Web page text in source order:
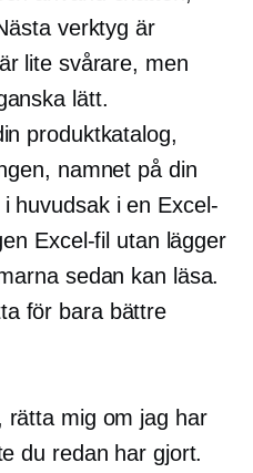
verktyg är
lite svårare, men
lätt.
produktkatalog,
namnet på din
huvudsak i en Excel-
Excel-fil utan lägger
sedan kan läsa.
för bara bättre
rätta mig om jag har
du redan har gjort.